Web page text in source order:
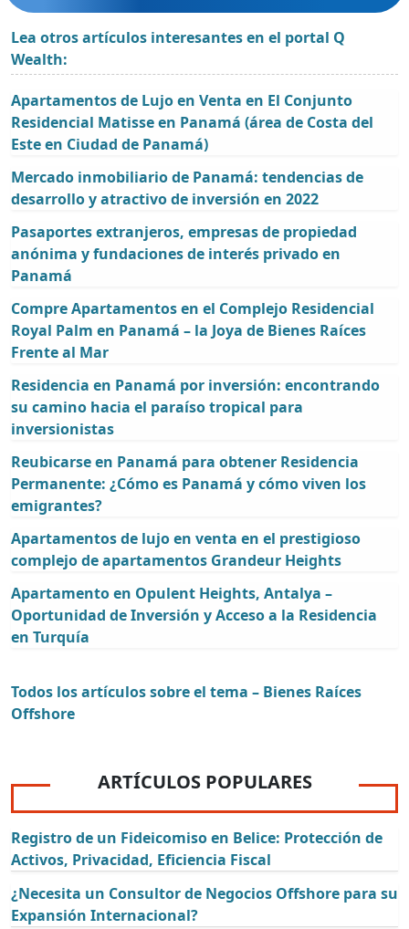
Lea otros artículos interesantes en el portal Q
Wealth:
Apartamentos de Lujo en Venta en El Conjunto
Residencial Matisse en Panamá (área de Costa del
Este en Ciudad de Panamá)
Mercado inmobiliario de Panamá: tendencias de
desarrollo y atractivo de inversión en 2022
Pasaportes extranjeros, empresas de propiedad
anónima y fundaciones de interés privado en
Panamá
Compre Apartamentos en el Complejo Residencial
Royal Palm en Panamá – la Joya de Bienes Raíces
Frente al Mar
Residencia en Panamá por inversión: encontrando
su camino hacia el paraíso tropical para
inversionistas
Reubicarse en Panamá para obtener Residencia
Permanente: ¿Cómo es Panamá y cómo viven los
emigrantes?
Apartamentos de lujo en venta en el prestigioso
complejo de apartamentos Grandeur Heights
Apartamento en Opulent Heights, Antalya –
Oportunidad de Inversión y Acceso a la Residencia
en Turquía
Todos los artículos sobre el tema – Bienes Raíces
Offshore
ARTÍCULOS POPULARES
Registro de un Fideicomiso en Belice: Protección de
Activos, Privacidad, Eficiencia Fiscal
¿Necesita un Consultor de Negocios Offshore para su
Expansión Internacional?